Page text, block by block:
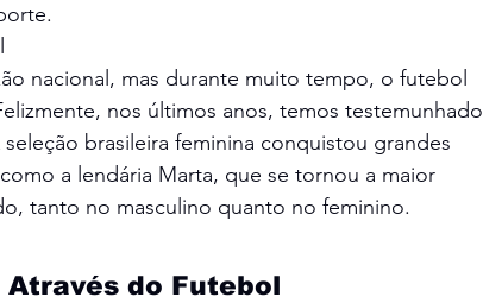
nacional, mas durante muito tempo, o futebol
nos últimos anos, temos testemunhado
brasileira feminina conquistou grandes
a lendária Marta, que se tornou a maior
tanto no masculino quanto no feminino.
Através do Futebol